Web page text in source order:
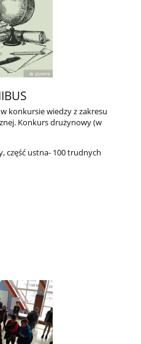
konkursie wiedzy z zakresu
Konkurs drużynowy (w
część ustna- 100 trudnych